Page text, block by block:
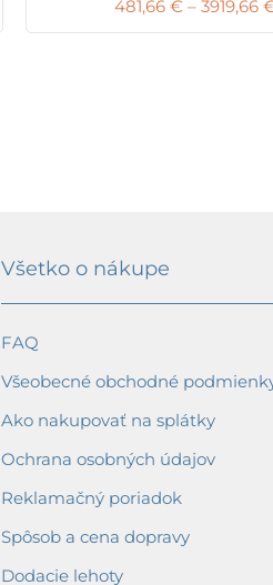
481,66 € – 3919,66
Všetko o nákupe
FAQ
Všeobecné obchodné
Ako nakupovať na splátky
Ochrana osobných údajov
Reklamačný poriadok
Spôsob a cena dopravy
Dodacie lehoty